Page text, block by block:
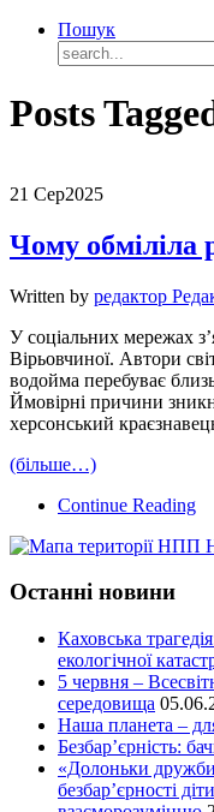
Пошук
Posts
21 Сер2025
Чому обміліла
Written by редактор
У соціальних мережах
Вірьовчиної. Автори
водойма перебуває
Ймовірні причини
херсонський
(більше…)
Continue Reading
Останні новини
Каховська
екологічної
5 червня –
середовища
Наша планета –
Безбар’єрність:
«Долоньки
безбар’єрності